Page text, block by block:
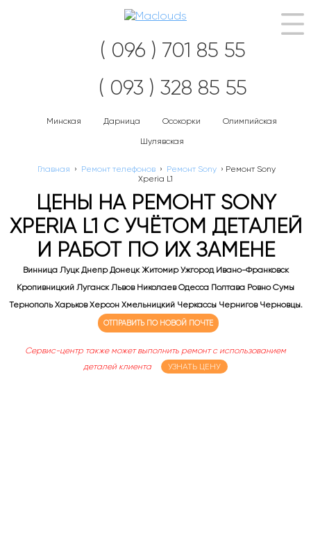
( 096 ) 701 85 55
( 093 ) 328 85 55
Минская Дарница Осокорки Олимпийская
Шулявская
Главная › Ремонт телефонов › Ремонт Sony › Ремонт Sony
Xperia L1
ЦЕНЫ НА РЕМОНТ SONY
XPERIA L1 С УЧЁТОМ ДЕТАЛЕЙ
И РАБОТ ПО ИХ ЗАМЕНЕ
Винница Луцк Днепр Донецк Житомир Ужгород Ивано-Франковск
Кропивницкий Луганск Львов Николаев Одесса Полтава Ровно Сумы
Тернополь Харьков Херсон Хмельницкий Черкассы Чернигов Черновцы.
ОТПРАВИТЬ ПО НОВОЙ ПОЧТЕ
Сервис-центр также может выполнить ремонт с использованием
деталей клиента
УЗНАТЬ ЦЕНУ